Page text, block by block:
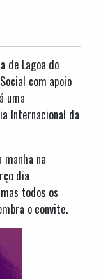
de Lagoa do
com apoio
uma
Internacional da
na
dia
todos os
o convite.